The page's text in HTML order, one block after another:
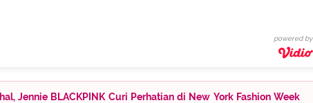
powered by
Jennie BLACKPINK Curi Perhatian di New York Fashion Week